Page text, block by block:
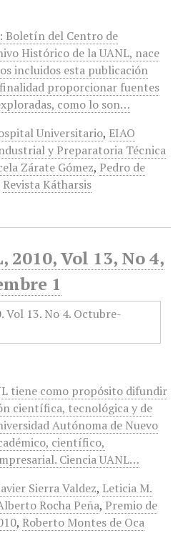
Boletín del Centro de
Histórico de la UANL, nace
incluidos esta publicación
proporcionar fuentes
como lo son…
Universitario, EIAO
y Preparatoria Técnica
Zárate Gómez, Pedro de
Revista Kátharsis
2010, Vol 13, No 4,
1
tiene como propósito difundir
científica, tecnológica y de
Autónoma de Nuevo
científico,
Ciencia UANL…
Sierra Valdez, Leticia M.
Rocha Peña, Premio de
, Roberto Montes de Oca